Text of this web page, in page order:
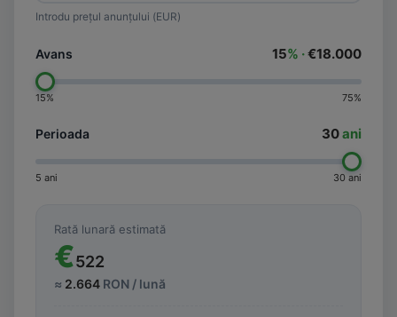
Introdu prețul anunțului (EUR)
Avans 15% ·€18.000
15% 75%
Perioada 30ani
5 ani 30 ani
Rată lunară estimată
€522
≈ 2.664 RON / lună